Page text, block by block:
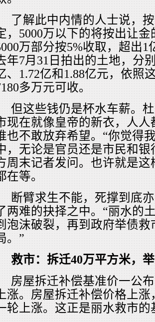
了解此中内情的人士说，
，5000万以下的将按出让
万部分按5%收取，超出
年7月31日拍出的土地，分
、1.72亿和1.88亿元，依照
多万元可收。
但这些钱仍是杯水车薪。
现在就像皇帝的新衣，人
也不敢放弃希望。“你觉得
，无论是官员还是市民和
周末记者发问。也许就是
在等。
断臂求生不能，死撑到底
两难的抉择之中。“丽水的
泡沫破裂，再到政府举债
。”
救市：拆迁40万平方米，
房屋拆迁补偿基准价一公
涨。房屋拆迁补偿价格上
轮上涨。这正是丽水救市的